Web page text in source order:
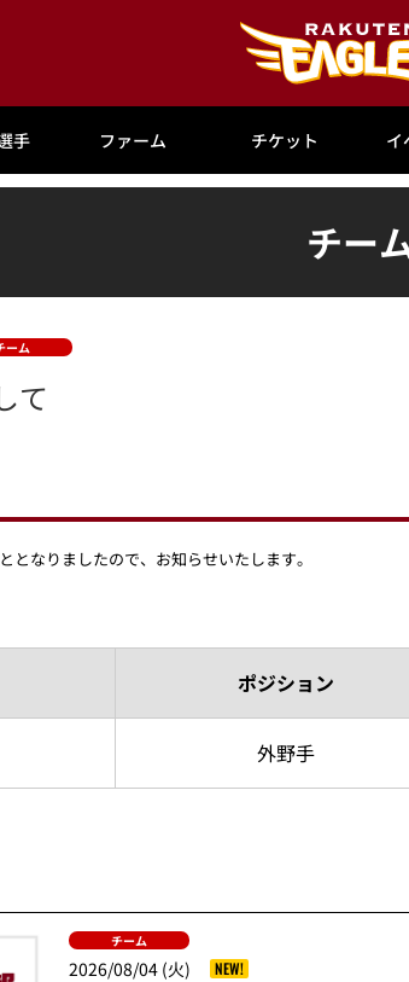
手 ファーム チケット イ
チー
ーム
て
となりましたので、お知らせいたします。
ポジション
外野手
チーム
2026/08/04 (火) NEW!